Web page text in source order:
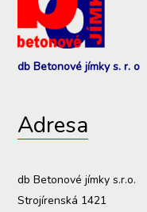
db Betonové jímky s. r. o
Adresa
db Betonové jímky s.r.o.
Strojírenská 1421